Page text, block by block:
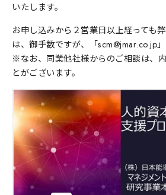
いたします。
お申し込みから２営業日以上経っても
は、御手数ですが、「scm@jmar.co.jp
※なお、同業他社様からのご相談は、
とがございます。